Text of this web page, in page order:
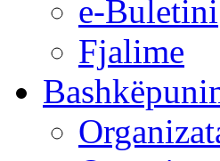
e-Buletini
Fjalime